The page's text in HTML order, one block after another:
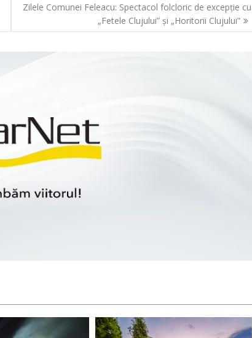
Zilele Comunei Feleacu: Spectacol folcloric de excepție cu
„Fetele Clujului” și „Horitorii Clujului”